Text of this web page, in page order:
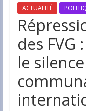
ACTUALITÉ
des FVG
le